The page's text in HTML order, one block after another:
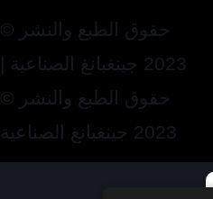
حقوق الطبع والنشر ©
2023 جينغبانغ الصناعية |
حقوق الطبع والنشر ©
2023 جينغبانغ الصناعية